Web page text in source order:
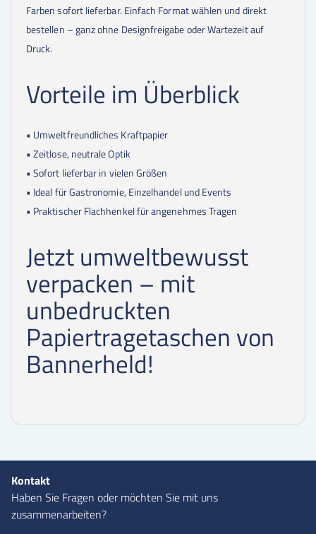
Farben sofort lieferbar. Einfach Format wählen und direkt
bestellen – ganz ohne Designfreigabe oder Wartezeit auf
Druck.
Vorteile im Überblick
• Umweltfreundliches Kraftpapier
• Zeitlose, neutrale Optik
• Sofort lieferbar in vielen Größen
• Ideal für Gastronomie, Einzelhandel und Events
• Praktischer Flachhenkel für angenehmes Tragen
Jetzt umweltbewusst
verpacken – mit
unbedruckten
Papiertragetaschen von
Bannerheld!
Kontakt
Haben Sie Fragen oder möchten Sie mit uns
zusammenarbeiten?